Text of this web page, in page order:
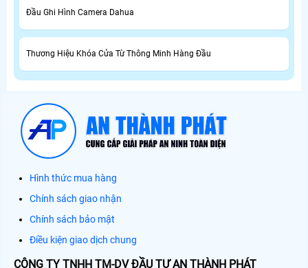
Đầu Ghi Hình Camera Dahua
Thương Hiệu Khóa Cửa Từ Thông Minh Hàng Đầu
Hình thức mua hàng
Chính sách giao nhận
Chính sách bảo mật
Điều kiện giao dịch chung
CÔNG TY TNHH TM-DV ĐẦU TƯ AN THÀNH PHÁT